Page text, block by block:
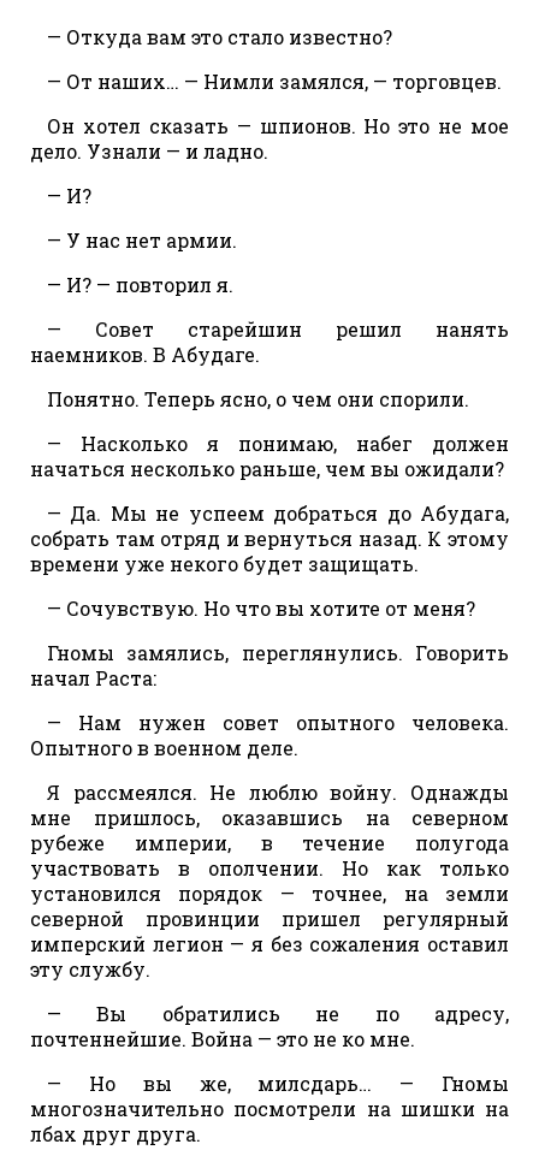
— Откуда вам это стало известно?
— От наших… — Нимли замялся, — торговцев.
Он хотел сказать — шпионов. Но это не мое
дело. Узнали — и ладно.
— И?
— У нас нет армии.
— И? — повторил я.
— Совет старейшин решил нанять
наемников. В Абудаге.
Понятно. Теперь ясно, о чем они спорили.
— Насколько я понимаю, набег должен
начаться несколько раньше, чем вы ожидали?
— Да. Мы не успеем добраться до Абудага,
собрать там отряд и вернуться назад. К этому
времени уже некого будет защищать.
— Сочувствую. Но что вы хотите от меня?
Гномы замялись, переглянулись. Говорить
начал Раста:
— Нам нужен совет опытного человека.
Опытного в военном деле.
Я рассмеялся. Не люблю войну. Однажды
мне пришлось, оказавшись на северном
рубеже империи, в течение полугода
участвовать в ополчении. Но как только
установился порядок — точнее, на земли
северной провинции пришел регулярный
имперский легион — я без сожаления оставил
эту службу.
— Вы обратились не по адресу,
почтеннейшие. Война — это не ко мне.
— Но вы же, милсдарь… — Гномы
многозначительно посмотрели на шишки на
лбах друг друга.